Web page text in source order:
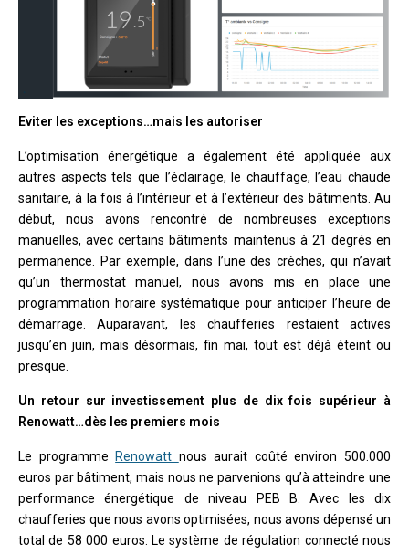
Eviter les exceptions…mais les autoriser
L’optimisation énergétique a également été appliquée aux
autres aspects tels que l’éclairage, le chauffage, l’eau chaude
sanitaire, à la fois à l’intérieur et à l’extérieur des bâtiments. Au
début, nous avons rencontré de nombreuses exceptions
manuelles, avec certains bâtiments maintenus à 21 degrés en
permanence. Par exemple, dans l’une des crèches, qui n’avait
qu’un thermostat manuel, nous avons mis en place une
programmation horaire systématique pour anticiper l’heure de
démarrage. Auparavant, les chaufferies restaient actives
jusqu’en juin, mais désormais, fin mai, tout est déjà éteint ou
presque.
Un retour sur investissement plus de dix fois supérieur à
Renowatt…dès les premiers mois
Le programme Renowatt nous aurait coûté environ 500.000
euros par bâtiment, mais nous ne parvenions qu’à atteindre une
performance énergétique de niveau PEB B. Avec les dix
chaufferies que nous avons optimisées, nous avons dépensé un
total de 58 000 euros. Le système de régulation connecté nous